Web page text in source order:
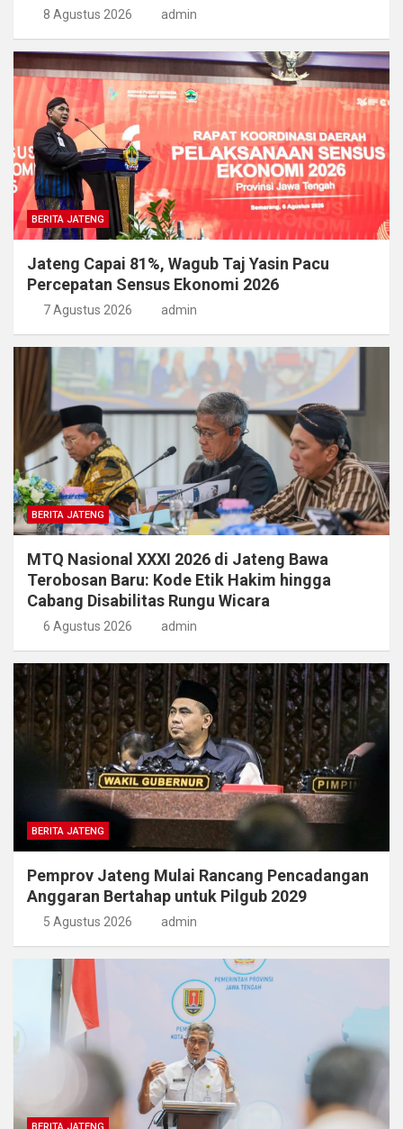
8 Agustus 2026 admin
BERITA JATENG
Jateng Capai 81%, Wagub Taj Yasin Pacu
Percepatan Sensus Ekonomi 2026
7 Agustus 2026 admin
BERITA JATENG
MTQ Nasional XXXI 2026 di Jateng Bawa
Terobosan Baru: Kode Etik Hakim hingga
Cabang Disabilitas Rungu Wicara
6 Agustus 2026 admin
BERITA JATENG
Pemprov Jateng Mulai Rancang Pencadangan
Anggaran Bertahap untuk Pilgub 2029
5 Agustus 2026 admin